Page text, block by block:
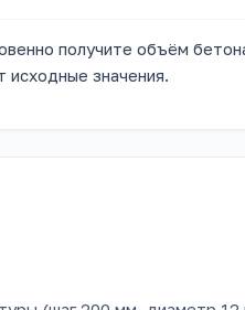
получите объём
исходные значения.